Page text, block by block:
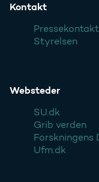
Kontakt
Pressekontakt
Styrelsen
Websteder
SU.dk
Grib verden
Forskningens
Ufm.dk